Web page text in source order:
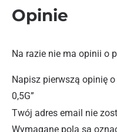
Opinie
Na razie nie ma opinii o
Napisz pierwszą opinię o
0,5G”
Twój adres email nie
Wymagane pola są